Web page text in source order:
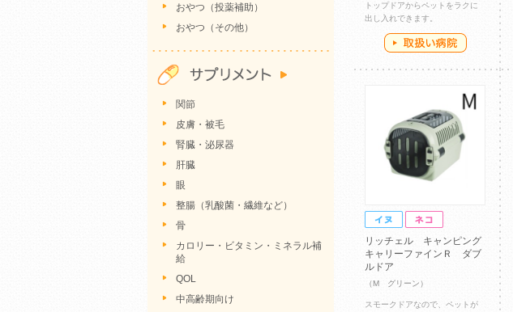
トップドアからペットをラクに
出し入れできます。
リッチェル キャンピング
キャリーファインＲ ダブ
ルドア
（M グリーン）
スモークドアなので、ペットが
おやつ（投薬補助）
おやつ（その他）
関節
皮膚・被毛
腎臓・泌尿器
肝臓
眼
整腸（乳酸菌・繊維など）
骨
カロリー・ビタミン・ミネラル補
給
QOL
中高齢期向け